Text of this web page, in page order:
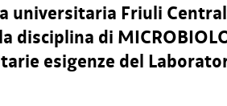
universitaria Friuli
disciplina di
esigenze del